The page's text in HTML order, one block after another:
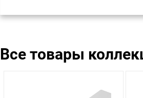
Все товары